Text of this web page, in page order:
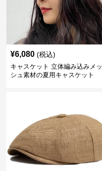
¥6,080 (税込)
キャスケット 立体編み込みメッ
シュ素材の夏用キャスケット